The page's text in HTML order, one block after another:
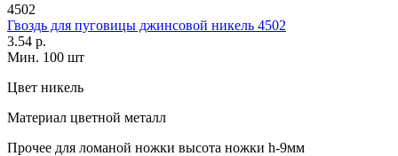
4502
Гвоздь для пуговицы джинсовой никель 4502
3.54 р.
Мин. 100 шт
Цвет никель
Материал цветной металл
Прочее для ломаной ножки высота ножки h-9мм